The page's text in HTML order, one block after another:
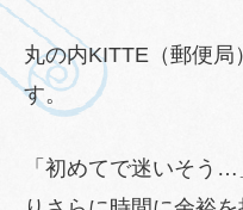
丸の内KITTE（郵便
す。
「初めてで迷いそう